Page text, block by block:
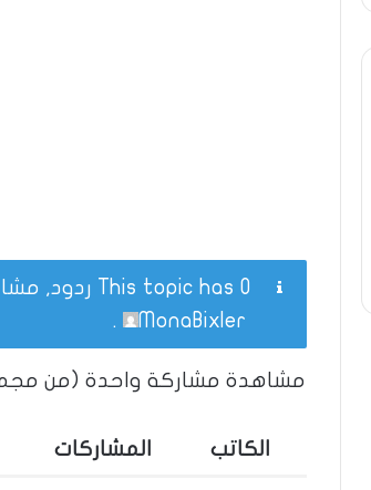
This topic has 0 ردود, مشارك واحد, and was last updated
MonaBixler
.
مشاهدة مشاركة واحدة (من
الكاتب المشاركات